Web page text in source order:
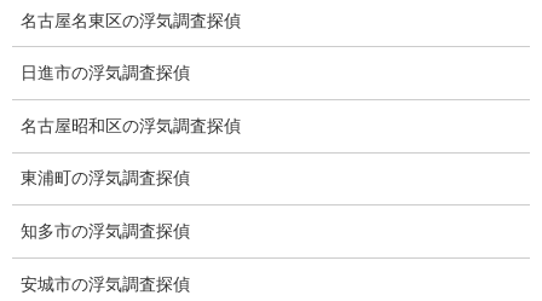
佐々木朗希投手結婚
総合探偵社ミライリサーチ
名古屋名東区の浮気調査探偵
日進市の浮気調査探偵
名古屋昭和区の浮気調査探偵
東浦町の浮気調査探偵
知多市の浮気調査探偵
安城市の浮気調査探偵